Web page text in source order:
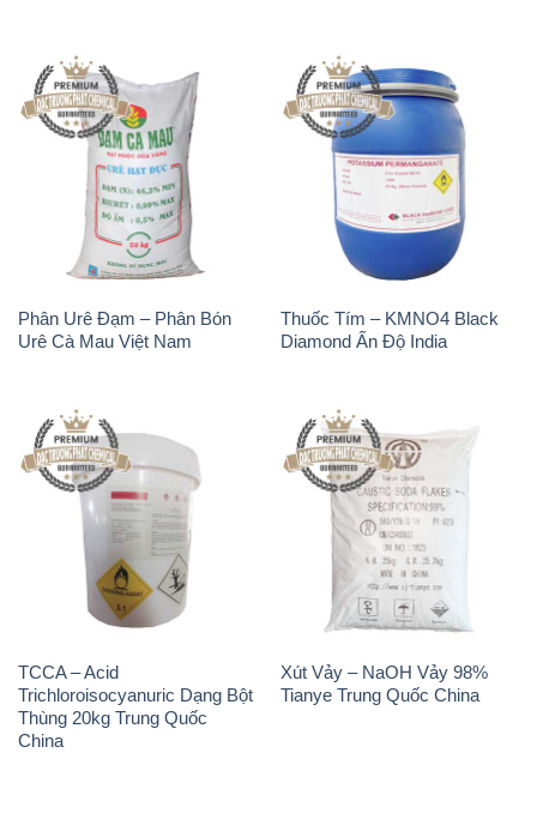
Phân Urê Đạm – Phân Bón
Urê Cà Mau Việt Nam
Thuốc Tím – KMNO4 Black
Diamond Ấn Độ India
TCCA – Acid
Trichloroisocyanuric Dạng Bột
Thùng 20kg Trung Quốc
China
Xút Vảy – NaOH Vảy 98%
Tianye Trung Quốc China